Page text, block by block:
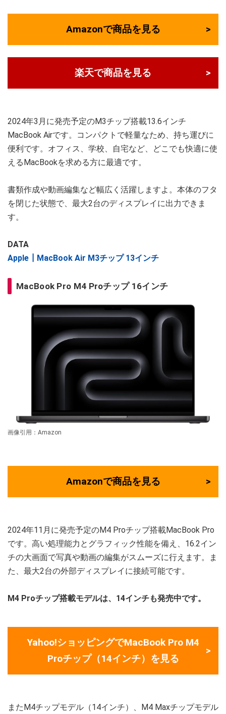
Amazonで商品を見る
楽天で商品を見る
2024年3月に発売予定のM3チップ搭載13.6インチ
MacBook Airです。コンパクトで軽量なため、持ち運びに
便利です。オフィス、学校、自宅など、どこでも快適に使
えるMacBookを求める方に最適です。
書類作成や動画編集など幅広く活躍しますよ。本体のフタ
を閉じた状態で、最大2台のディスプレイに出力できま
す。
DATA
Apple┃MacBook Air M3チップ 13インチ
MacBook Pro M4 Proチップ 16インチ
画像引用：Amazon
Amazonで商品を見る
2024年11月に発売予定のM4 Proチップ搭載MacBook Pro
です。高い処理能力とグラフィック性能を備え、16.2イン
チの大画面で写真や動画の編集がスムーズに行えます。ま
た、最大2台の外部ディスプレイに接続可能です。
M4 Proチップ搭載モデルは、14インチも発売中です。
Yahoo!ショッピングでMacBook Pro M4
Proチップ（14インチ）を見る
またM4チップモデル（14インチ）、M4 Maxチップモデル